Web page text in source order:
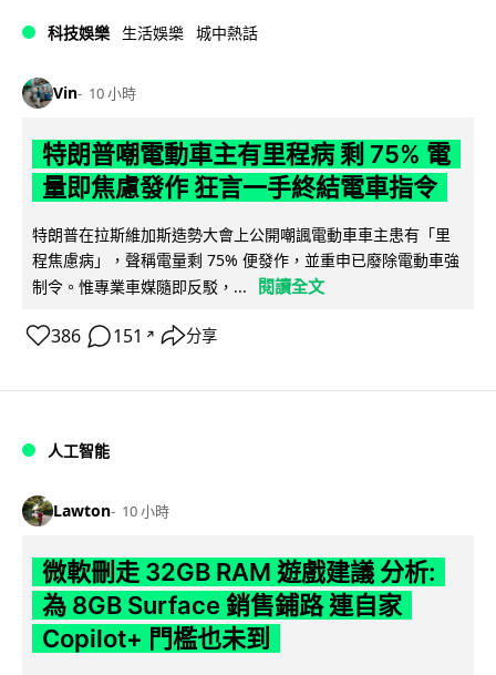
科技娛樂 生活娛樂 城中熱話
Vin 10 小時
特朗普嘲電動車主有里程病 剩 75% 電
量即焦慮發作 狂言一手終結電車指令
特朗普在拉斯維加斯造勢大會上公開嘲諷電動車車主患有「里
程焦慮病」，聲稱電量剩 75% 便發作，並重申已廢除電動車強
制令。惟專業車媒隨即反駁，...
閱讀全文
386 151 ↗ 分享
人工智能
Lawton 10 小時
微軟刪走 32GB RAM 遊戲建議 分析:
為 8GB Surface 銷售鋪路 連自家
Copilot+ 門檻也未到